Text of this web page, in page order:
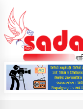
content
News For Nepal